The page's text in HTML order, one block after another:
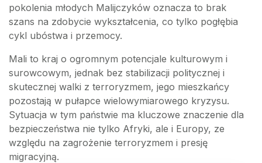
pokolenia młodych Malijczyków oznacza to brak
szans na zdobycie wykształcenia, co tylko pogłębia
cykl ubóstwa i przemocy.
Mali to kraj o ogromnym potencjale kulturowym i
surowcowym, jednak bez stabilizacji politycznej i
skutecznej walki z terroryzmem, jego mieszkańcy
pozostają w pułapce wielowymiarowego kryzysu.
Sytuacja w tym państwie ma kluczowe znaczenie dla
bezpieczeństwa nie tylko Afryki, ale i Europy, ze
względu na zagrożenie terroryzmem i presję
migracyjną.